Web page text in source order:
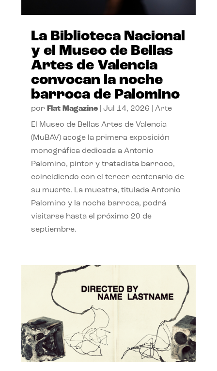
La Biblioteca Nacional
y el Museo de Bellas
Artes de Valencia
convocan la noche
barroca de Palomino
por Flat Magazine| Jul 14, 2026 Arte
El Museo de Bellas Artes de Valencia
(MuBAV) acoge la primera exposición
monográfica dedicada a Antonio
Palomino, pintor y tratadista barroco,
coincidiendo con el tercer centenario de
su muerte. La muestra, titulada Antonio
Palomino y la noche barroca, podrá
visitarse hasta el próximo 20 de
septiembre.